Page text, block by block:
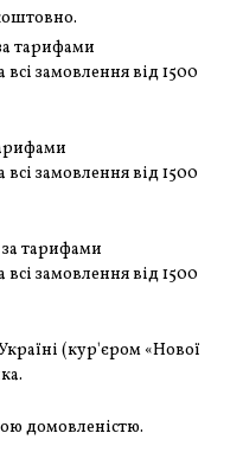
тарифами
всі замовленнявід 1500
всі замовленнявід 1500
тарифами
всі замовленнявід 1500
(кур'єром «Нової
домовленістю.